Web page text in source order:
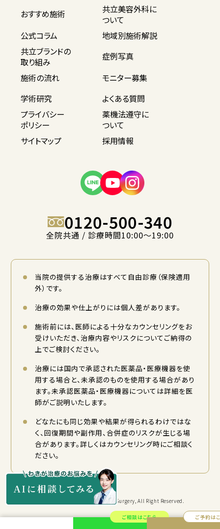
ご相談はこちら ご予約は
おすすめ施術
共立美容外科に
ついて
公式コラム
地域別施術解説
共立ブランドの
取り組み
症例写真
施術の流れ
モニター募集
学術研究
よくある質問
プライバシー
ポリシー
薬機法遵守に
ついて
サイトマップ
採用情報
0120-500-340
全院共通 / 診療時間10:00〜19:00
当院の提供する治療はすべて自由診療（保険適用
外）です。
治療の効果や仕上がりには個人差があります。
施術前には、医師による十分なカウンセリングをお
受けいただき、治療内容やリスクについてご納得の
上でご検討ください。
治療には国内で承認された医薬品・医療機器を使
用する場合と、未承認のものを使用する場合があり
ます。未承認医薬品・医療機器については詳細を医
師がご説明いたします。
どなたにも同じ効果や結果が得られるわけではな
く、回復期間や副作用、合併症のリスクが生じる場
合があります。詳しくはカウンセリング時にご相談く
ださい。
Copyright © KYORITSU Cosmetic Surgery, All Right Reserved.